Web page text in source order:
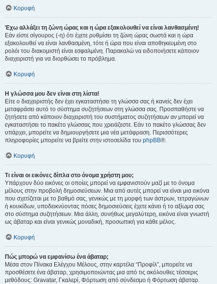
Κορυφή
Έχω αλλάξει τη ζώνη ώρας και η ώρα εξακολουθεί να είναι λανθασμένη!
Εάν είστε σίγουρος (-η) ότι έχετε ρυθμίσει τη ζώνη ώρας σωστά και η ώρα
εξακολουθεί να είναι λανθασμένη, τότε ή ώρα που είναι αποθηκευμένη στο
ρολόι του διακομιστή είναι εσφαλμένη. Παρακαλώ να ειδοποιήσετε κάποιον
διαχειριστή για να διορθώσει το πρόβλημα.
Κορυφή
Η γλώσσα μου δεν είναι στη λίστα!
Είτε ο διαχειριστής δεν έχει εγκαταστήσει τη γλώσσα σας ή κανείς δεν έχει
μεταφράσει αυτό το σύστημα συζητήσεων στη γλώσσα σας. Προσπαθήστε να
ζητήσετε από κάποιον διαχειριστή του συστήματος συζητήσεων αν μπορεί να
εγκαταστήσει το πακέτο γλώσσας που χρειάζεστε. Εάν το πακέτο γλώσσας δεν
υπάρχει, μπορείτε να δημιουργήσετε μια νέα μετάφραση. Περισσότερες
πληροφορίες μπορείτε να βρείτε στην ιστοσελίδα του phpBB®.
Κορυφή
Τι είναι οι εικόνες δίπλα στο όνομα χρήστη μου;
Υπάρχουν δύο εικόνες οι οποίες μπορεί να εμφανιστούν μαζί με το όνομα
μέλους στην προβολή δημοσιεύσεων. Μια από αυτές μπορεί να είναι μια εικόνα
που σχετίζεται με το βαθμό σας, γενικώς με τη μορφή των άστρων, τετραγώνων
ή κουκίδων, υποδεικνύοντας πόσες δημοσιεύσεις έχετε κάνει ή το αξίωμα σας
στο σύστημα συζητήσεων. Μια άλλη, συνήθως μεγαλύτερη, εικόνα είναι γνωστή
ως άβαταρ και είναι γενικώς μοναδική, προσωπική για κάθε μέλος.
Κορυφή
Πώς μπορώ να εμφανίσω ένα άβαταρ;
Μέσα στον Πίνακα Ελέγχου Μέλους, στην καρτέλα “Προφίλ”, μπορείτε να
προσθέσετε ένα άβαταρ, χρησιμοποιώντας μια από τις ακόλουθες τέσσερις
μεθόδους: Gravatar, Γκαλερί, Φόρτωση από σύνδεσμο ή Φόρτωση άβαταρ.